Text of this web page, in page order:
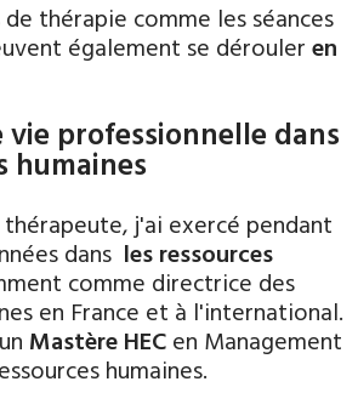
thérapie comme les séances
également se dérouleren
vie professionnelle dans
humaines
j'ai exercé pendant
dans les ressources
comme directrice des
en France et à l'international.
Mastère HECen Management
humaines.